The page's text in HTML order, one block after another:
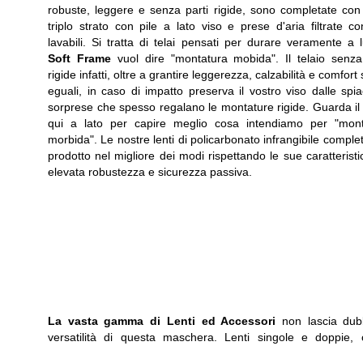
robuste, leggere e senza parti rigide, sono completate
triplo strato con pile a lato viso e prese d'aria filtrate
lavabili. Si tratta di telai pensati per durare veramente a
Soft Framevuol dire "montatura mobida". Il telaio
rigide infatti, oltre a grantire leggerezza, calzabilità e comfort
eguali, in caso di impatto preserva il vostro viso dalle
sorprese che spesso regalano le montature rigide. Guarda il
qui a lato per capire meglio cosa intendiamo per
morbida". Le nostre lenti di policarbonato infrangibile
prodotto nel migliore dei modi rispettando le sue
elevata robustezza e sicurezza passiva.
La vasta gamma di Lenti ed Accessori non lascia
versatilità di questa maschera. Lenti singole e doppie,